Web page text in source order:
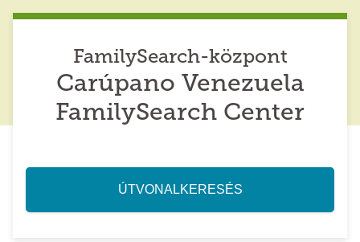
FamilySearch-központ
Carúpano Venezuela
FamilySearch Center
ÚTVONALKERESÉS